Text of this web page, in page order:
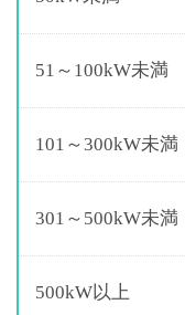
51～100kW未満
101～300kW未満
301～500kW未満
500kW以上